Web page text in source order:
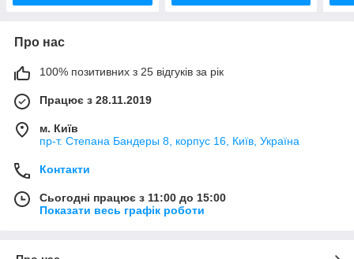
Про нас
100% позитивних з 25 відгуків за рік
Працює з 28.11.2019
м. Київ
пр-т. Степана Бандеры 8, корпус 16, Київ, Україна
Контакти
Сьогодні працює з 11:00 до 15:00
Показати весь графік роботи